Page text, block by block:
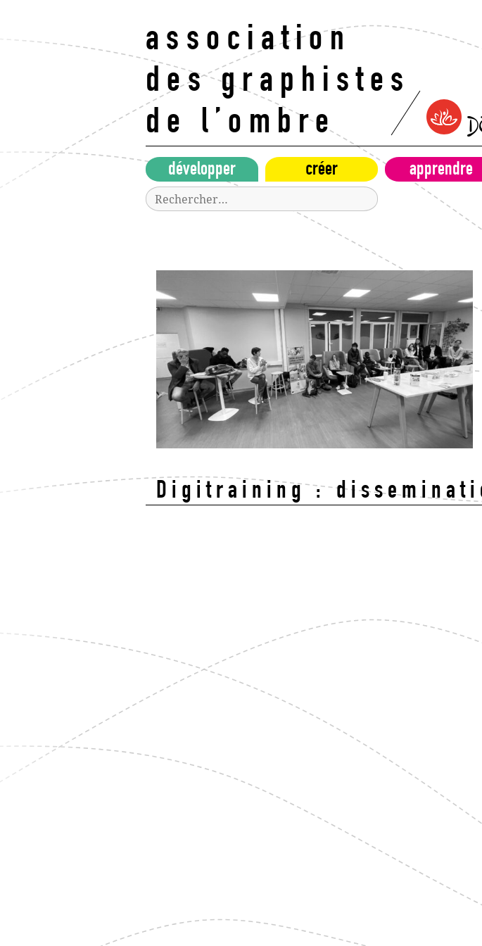
contenu
association
des graphistes
de l’ombre
développer créer apprendre
Rechercher :
Digitraining :